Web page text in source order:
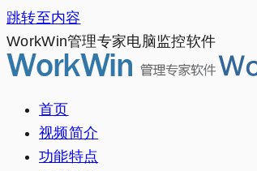
跳转至内容
WorkWin管理专家电脑监控软件
首页
视频简介
功能特点